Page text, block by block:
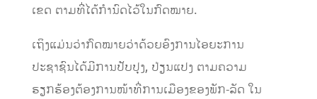
ເຂດ ຕາມທີ່ໄດ້ກຳນົດໄວ້ໃນກົດໝາຍ.
ເຖິງແມ່ນວ່າກົດໝາຍວ່າດ້ວຍອົງການໄອຍະການ
ປະຊາຊົນໄດ້ມີການປັບປຸງ, ປ່ຽນແປງ ຕາມຄວາມ
ຮຽກຮ້ອງຕ້ອງການໜ້າທີ່ການເມືອງຂອງພັກ-ລັດ ໃນ